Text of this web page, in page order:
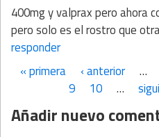
400mg y valprax pero ahora
pero solo es el rostro que
responder
Páginas
« primera ‹ anterior …
9
10 …
Añadir nuevo